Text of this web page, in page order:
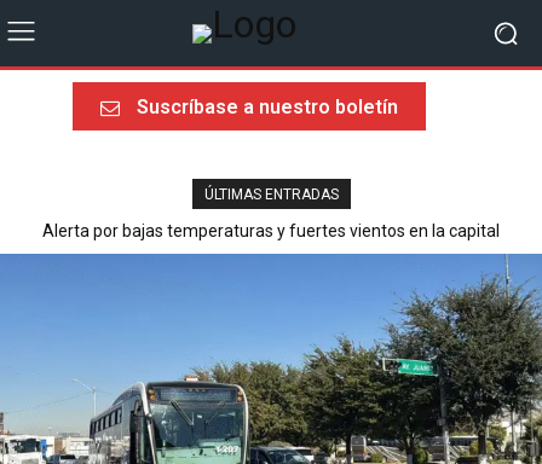
Suscríbase a nuestro boletín
ÚLTIMAS ENTRADAS
Alerta por bajas temperaturas y fuertes vientos en la capital
Última llamada rumbo al Mundial 2026: sorpresas, heroísmos y
ausencias dolorosas